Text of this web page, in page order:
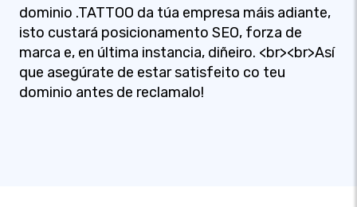
dominio .TATTOO da túa empresa máis adiante,
isto custará posicionamento SEO, forza de
marca e, en última instancia, diñeiro. <br><br>Así
que asegúrate de estar satisfeito co teu
dominio antes de reclamalo!